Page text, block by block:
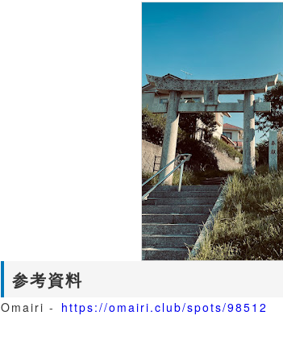
参考資料
Omairi - https://omairi.club/spots/98512